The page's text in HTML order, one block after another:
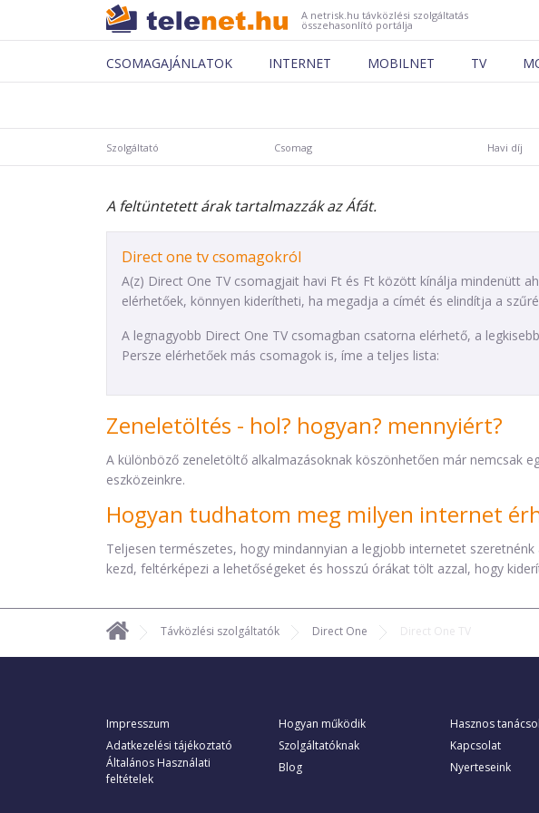
A netrisk.hu távközlési szolgáltatás
összehasonlító portálja
CSOMAGAJÁNLATOK INTERNET MOBILNET TV
Szolgáltató Csomag Havi díj
A feltüntetett árak tartalmazzák az Áfát.
Direct one tv csomagokról
A(z) Direct One TV csomagjait havi Ft és Ft között kínálja mindenütt
elérhetőek, könnyen kiderítheti, ha megadja a címét és elindítja a
A legnagyobb Direct One TV csomagban csatorna elérhető, a
Persze elérhetőek más csomagok is, íme a teljes lista:
Zeneletöltés - hol? hogyan? mennyiért?
A különböző zeneletöltő alkalmazásoknak köszönhetően már nemcsak
eszközeinkre.
Hogyan tudhatom meg milyen internet
Teljesen természetes, hogy mindannyian a legjobb internetet
kezd, feltérképezi a lehetőségeket és hosszú órákat tölt azzal, hogy
Távközlési szolgáltatók Direct One Direct One TV
Impresszum
Adatkezelési tájékoztató
Általános Használati
feltételek
Hogyan működik
Szolgáltatóknak
Blog
Hasznos
Kapcsolat
Nyerteseink